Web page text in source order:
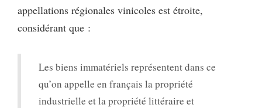
appellations régionales vinicoles est étroite,
considérant que :
Les biens immatériels représentent dans ce
qu’on appelle en français la propriété
industrielle et la propriété littéraire et